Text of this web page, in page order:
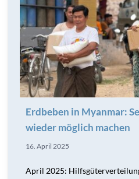
Erdbeben in Myanmar:
wieder möglich machen
16. April 2025
April 2025: